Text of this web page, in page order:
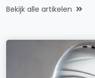
Bekijk alle artikelen